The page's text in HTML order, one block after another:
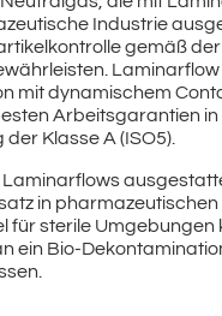
Industrie
gemäß
Laminarflow
mit dynamischem
Arbeitsgarantien in
Klasse A (ISO5).
Laminarflows
in
für sterile Umgebungen
ein Bio-